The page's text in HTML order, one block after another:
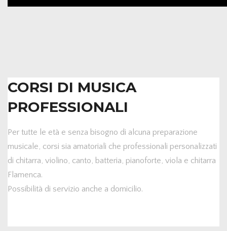
CORSI DI MUSICA
PROFESSIONALI
Per tutte le età e senza bisogno di alcuna preparazione
musicale, corsi sia amatoriali che professionali personalizzati
di chitarra, violino, canto, batteria, pianoforte, viola e chitarra
Flamenca.
Possibilità di servizio anche a domicilio.